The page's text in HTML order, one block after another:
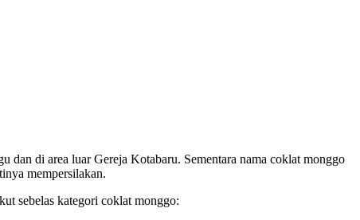
di area luar Gereja Kotabaru. Sementara nama coklat monggo
mempersilakan.
sebelas kategori coklat monggo: